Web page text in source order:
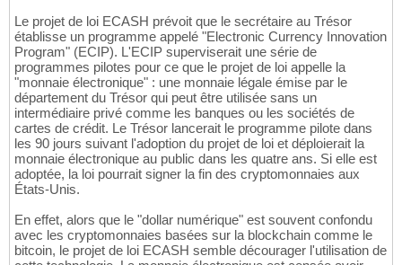
Le projet de loi ECASH prévoit que le secrétaire au Trésor
établisse un programme appelé "Electronic Currency Innovation
Program" (ECIP). L'ECIP superviserait une série de
programmes pilotes pour ce que le projet de loi appelle la
"monnaie électronique" : une monnaie légale émise par le
département du Trésor qui peut être utilisée sans un
intermédiaire privé comme les banques ou les sociétés de
cartes de crédit. Le Trésor lancerait le programme pilote dans
les 90 jours suivant l'adoption du projet de loi et déploierait la
monnaie électronique au public dans les quatre ans. Si elle est
adoptée, la loi pourrait signer la fin des cryptomonnaies aux
États-Unis.
En effet, alors que le "dollar numérique" est souvent confondu
avec les cryptomonnaies basées sur la blockchain comme le
bitcoin, le projet de loi ECASH semble décourager l'utilisation de